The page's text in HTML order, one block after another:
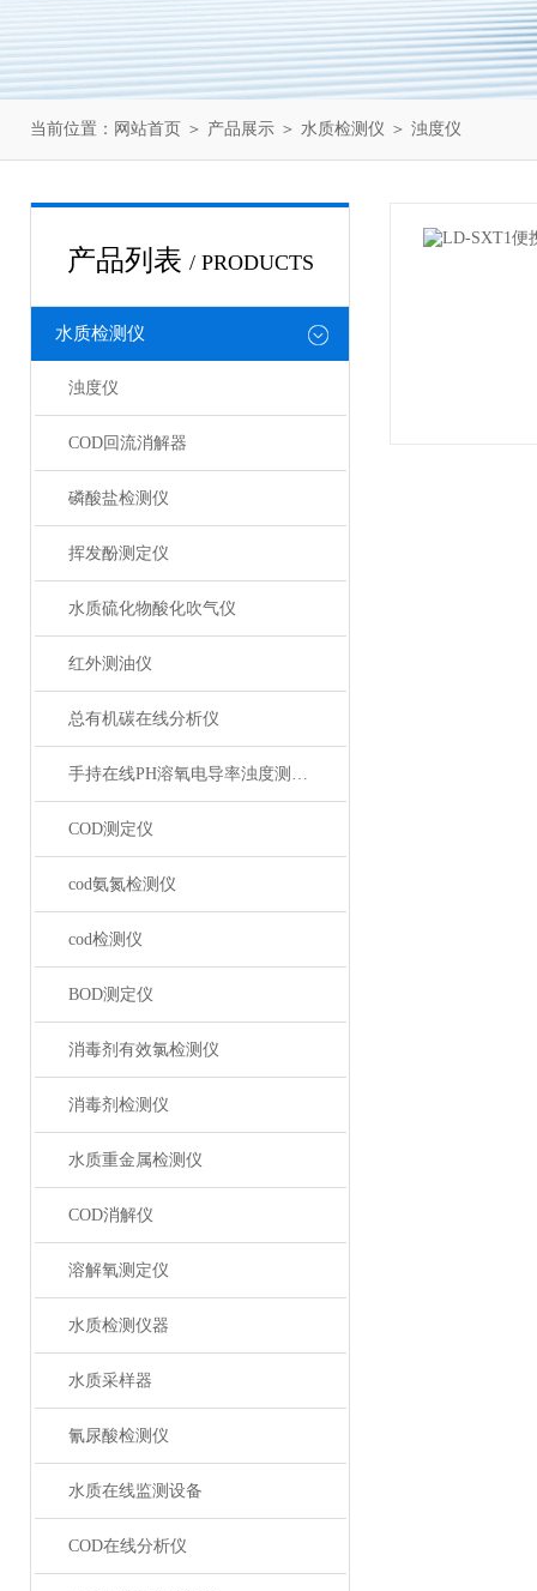
当前位置： 网站首页 ＞ 产品展示 ＞ 水质检测仪 ＞ 浊度仪
产品列表 / PRODUCTS
水质检测仪
浊度仪
COD回流消解器
磷酸盐检测仪
挥发酚测定仪
水质硫化物酸化吹气仪
红外测油仪
总有机碳在线分析仪
手持在线PH溶氧电导率浊度测定仪
COD测定仪
cod氨氮检测仪
cod检测仪
BOD测定仪
消毒剂有效氯检测仪
消毒剂检测仪
水质重金属检测仪
COD消解仪
溶解氧测定仪
水质检测仪器
水质采样器
氰尿酸检测仪
水质在线监测设备
COD在线分析仪